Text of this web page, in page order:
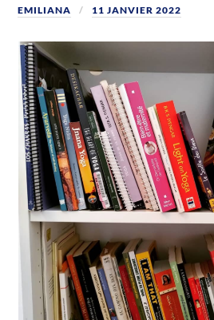
EMILIANA 11 JANVIER 2022